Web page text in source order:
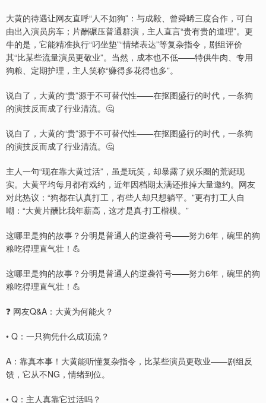
大黄的待遇让网友直呼“人不如狗”：与成毅、曾舜晞三度合作，可自
由出入演员房车；片酬碾压普通群演，主人直言“贵有贵的道理”。更
牛的是，它能精准执行“叼坐垫”“情绪表达”等复杂指令，剧组评价
其“比某些流量演员更敬业”。当然，成本也不低——特供牛肉、专用
狗粮、定期护理，主人笑称“赚得多花得也多”。
说白了，大黄的“贵”源于不可替代性——在抠图盛行的时代，一条狗
的演技反而成了行业清流。🤔
说白了，大黄的“贵”源于不可替代性——在抠图盛行的时代，一条狗
的演技反而成了行业清流。🤔
主人一句“现在靠大黄过活”，虽是玩笑，却暴露了娱乐圈的荒诞现
实。大黄平均每月都有戏约，近年因档期太满还推掉大量邀约。网友
对此热议：“狗都在认真打工，有些人却只想躺平。”更有打工人自
嘲：“大黄片酬比我年薪高，这才是真·打工楷模。”
这哪里是狗的故事？分明是普通人的逆袭符号——努力6年，碗里的狗
粮吃得理直气壮！💪
这哪里是狗的故事？分明是普通人的逆袭符号——努力6年，碗里的狗
粮吃得理直气壮！💪
❓ 网友Q&A：大黄为何能火？
• Q：一只狗凭什么成顶流？
A：靠真本事！大黄能听懂复杂指令，比某些演员更敬业——剧组反
馈，它从不NG，情绪到位。
• Q：主人真靠它过活吗？